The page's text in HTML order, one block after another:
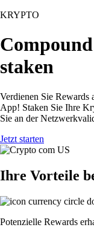
KRYPTO
staken
Verdienen Sie Rewards
App! Staken Sie Ihre
Sie an der
Jetzt starten
Ihre Vorteile
Potenzielle Rewards